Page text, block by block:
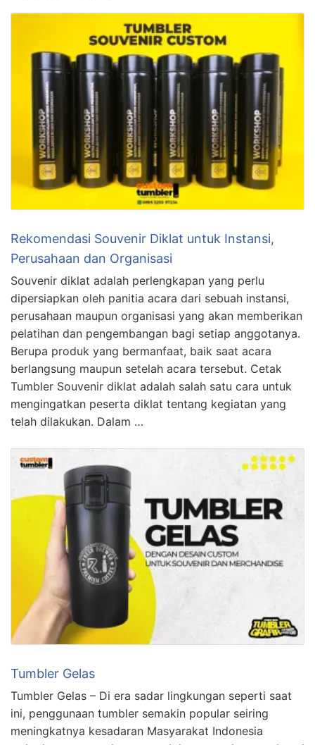
Rekomendasi Souvenir Diklat untuk Instansi,
Perusahaan dan Organisasi
Souvenir diklat adalah perlengkapan yang perlu
dipersiapkan oleh panitia acara dari sebuah instansi,
perusahaan maupun organisasi yang akan memberikan
pelatihan dan pengembangan bagi setiap anggotanya.
Berupa produk yang bermanfaat, baik saat acara
berlangsung maupun setelah acara tersebut. Cetak
Tumbler Souvenir diklat adalah salah satu cara untuk
mengingatkan peserta diklat tentang kegiatan yang
telah dilakukan. Dalam …
Tumbler Gelas
Tumbler Gelas – Di era sadar lingkungan seperti saat
ini, penggunaan tumbler semakin popular seiring
meningkatnya kesadaran Masyarakat Indonesia